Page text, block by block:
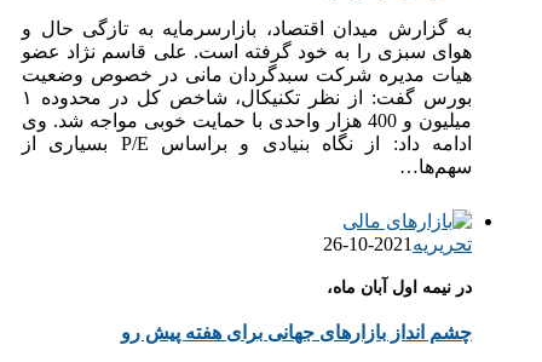
به گزارش میدان اقتصاد، بازار‌سرمایه به تازگی حال و
هوای سبزی را به خود گرفته است. علی قاسم نژاد عضو
هیات مدیره شرکت سبدگردان مانی در خصوص وضعیت
بورس گفت: از نظر تکنیکال، شاخص کل در محدوده ۱
میلیون و 400 هزار واحدی با حمایت خوبی مواجه شد. وی
ادامه داد: از نگاه بنیادی و براساس P/E بسیاری از
سهم‌ها…
تحریریه 2021-10-26
در نیمه اول آبان ماه،
چشم انداز بازارهای جهانی برای هفته پیش رو